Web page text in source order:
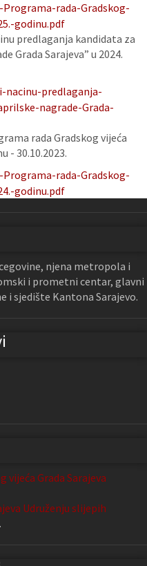
rada-Gradskog-
godinu.pdf
predlaganja kandidata za
Grada Sarajeva” u 2024.
nacinu-predlaganja-
nagrade-Grada-
rada Gradskog vijeća
- 30.10.2023.
rada-Gradskog-
godinu.pdf
njena metropola i
i prometni centar, glavni
i sjedište Kantona Sarajevo.
vijeća Grada Sarajeva
Udruženju slijepih